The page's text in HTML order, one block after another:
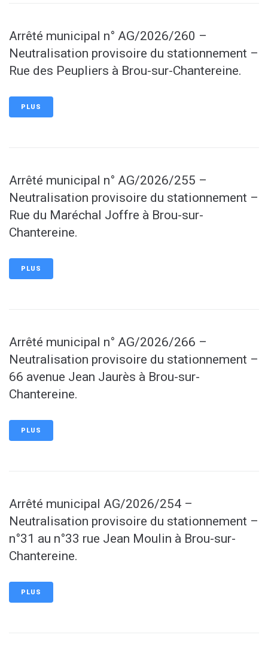
Arrêté municipal n° AG/2026/260 –
Neutralisation provisoire du stationnement –
Rue des Peupliers à Brou-sur-Chantereine.
PLUS
Arrêté municipal n° AG/2026/255 –
Neutralisation provisoire du stationnement –
Rue du Maréchal Joffre à Brou-sur-
Chantereine.
PLUS
Arrêté municipal n° AG/2026/266 –
Neutralisation provisoire du stationnement –
66 avenue Jean Jaurès à Brou-sur-
Chantereine.
PLUS
Arrêté municipal AG/2026/254 –
Neutralisation provisoire du stationnement –
n°31 au n°33 rue Jean Moulin à Brou-sur-
Chantereine.
PLUS